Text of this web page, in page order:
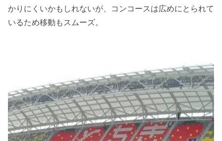
かりにくいかもしれないが、コンコースは広めにとられて
いるため移動もスムーズ。